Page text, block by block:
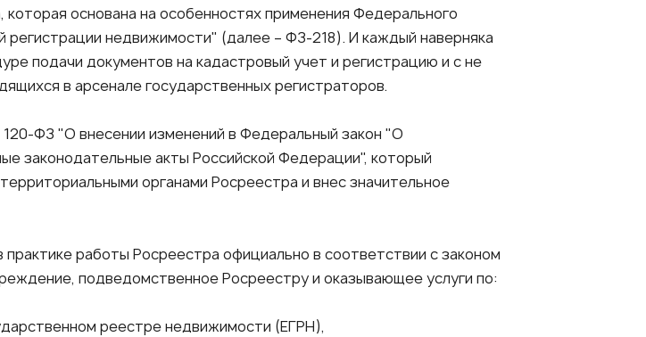
основана на особенностях применения Федерального
регистрации недвижимости" (далее – ФЗ-218). И каждый наверняка
подачи документов на кадастровый учет и регистрацию и с не
в арсенале государственных регистраторов.
ФЗ "О внесении изменений в Федеральный закон "О
законодательные акты Российской Федерации", который
органами Росреестра и внес значительное
работы Росреестра официально в соответствии с законом
подведомственное Росреестру и оказывающее услуги по:
реестре недвижимости (ЕГРН),